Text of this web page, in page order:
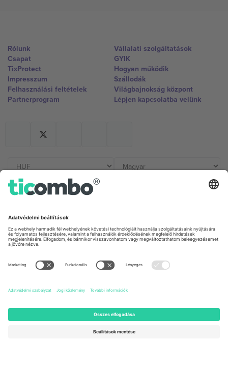
Rólunk
Csapat
TixProtect
Impresszum
Felhasználási feltételek
Partnerprogram
Vállalati szolgáltatások
GYIK
Hogyan működik
Szállodák
Világbajnokság központ
Lépjen kapcsolatba velünk
Germany
Unter den Linden 24, 10117
Berlin, Germany
United Kingdom
167 City Road, London, Greater
Newark, Delaware 19713, United
States
Engelberg, Switzerland